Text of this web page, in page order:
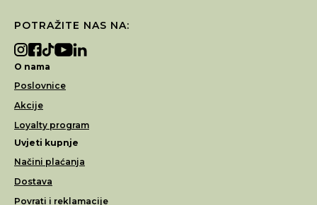
POTRAŽITE NAS NA:
O nama
Poslovnice
Akcije
Loyalty program
Uvjeti kupnje
Načini plaćanja
Dostava
Povrati i reklamacije